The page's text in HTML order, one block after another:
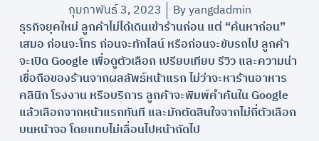
กุมภาพันธ์ 3, 2023 Byyangdadmin
ธุรกิจยุคใหม่ ลูกค้าไม่ได้เดินเข้าร้านก่อน แต่ “ค้นหาก่อน”
เสมอ ก่อนจะโทร ก่อนจะทักไลน์ หรือก่อนจะขับรถไป ลูกค้า
จะเปิด Google เพื่อดูตัวเลือก เปรียบเทียบ รีวิว และความน่า
เชื่อถือของร้านจากผลลัพธ์หน้าแรก ไม่ว่าจะหาร้านอาหาร
คลินิก โรงงาน หรือบริการ ลูกค้าจะพิมพ์คำค้นใน Google
แล้วเลือกจากหน้าแรกทันที และมักตัดสินใจจากไม่กี่ตัวเลือก
บนหน้าจอ โดยแทบไม่เลื่อนไปหน้าถัดไป